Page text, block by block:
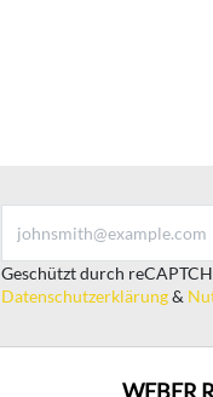
Geschützt durch
Datenschutzerklärung&
WEBER